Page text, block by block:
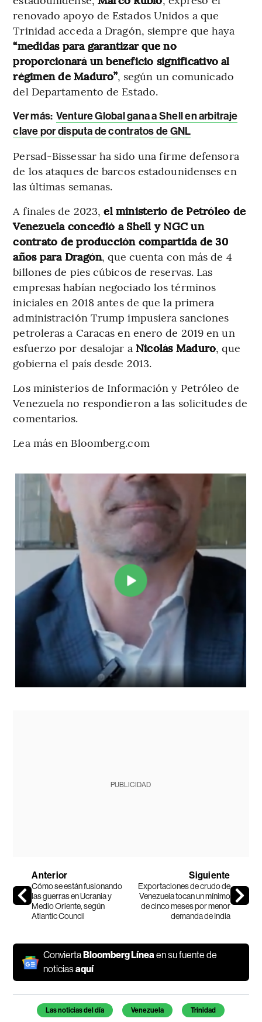
renovado apoyo de Estados Unidos a que
Trinidad acceda a Dragón, siempre que haya
“medidas para garantizar que no
proporcionará un beneficio significativo al
régimen de Maduro”, según un comunicado
del Departamento de Estado.
Ver más: Venture Global gana a Shell en arbitraje
clave por disputa de contratos de GNL
Persad-Bissessar ha sido una firme defensora
de los ataques de barcos estadounidenses en
las últimas semanas.
A finales de 2023,el ministerio de Petróleo de
Venezuela concedió a Shell y NGC un
contrato de producción compartida de 30
años para Dragón, que cuenta con más de 4
billones de pies cúbicos de reservas. Las
empresas habían negociado los términos
iniciales en 2018 antes de que la primera
administración Trump impusiera sanciones
petroleras a Caracas en enero de 2019 en un
esfuerzo por desalojar a Nicolás Maduro, que
gobierna el país desde 2013.
Los ministerios de Información y Petróleo de
Venezuela no respondieron a las solicitudes de
comentarios.
Lea más en Bloomberg.com
PUBLICIDAD
Anterior
Cómo se están fusionando
las guerras en Ucrania y
Medio Oriente, según
Atlantic Council
Siguiente
Exportaciones de crudo de
Venezuela tocan un mínimo
de cinco meses por menor
demanda de India
Convierta Bloomberg Líneaen su fuente de
noticiasaquí
Temas de este artículo
Las noticias del día Venezuela Trinidad